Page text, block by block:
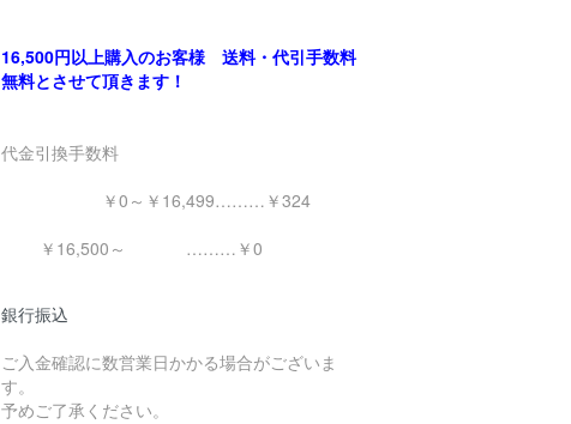
16,500円以上購入のお客様 送料・代引手数料
無料とさせて頂きます！
代金引換手数料
￥0～￥16,499………￥324
￥16,500～ ………￥0
銀行振込
ご入金確認に数営業日かかる場合がございま
す。
予めご了承ください。